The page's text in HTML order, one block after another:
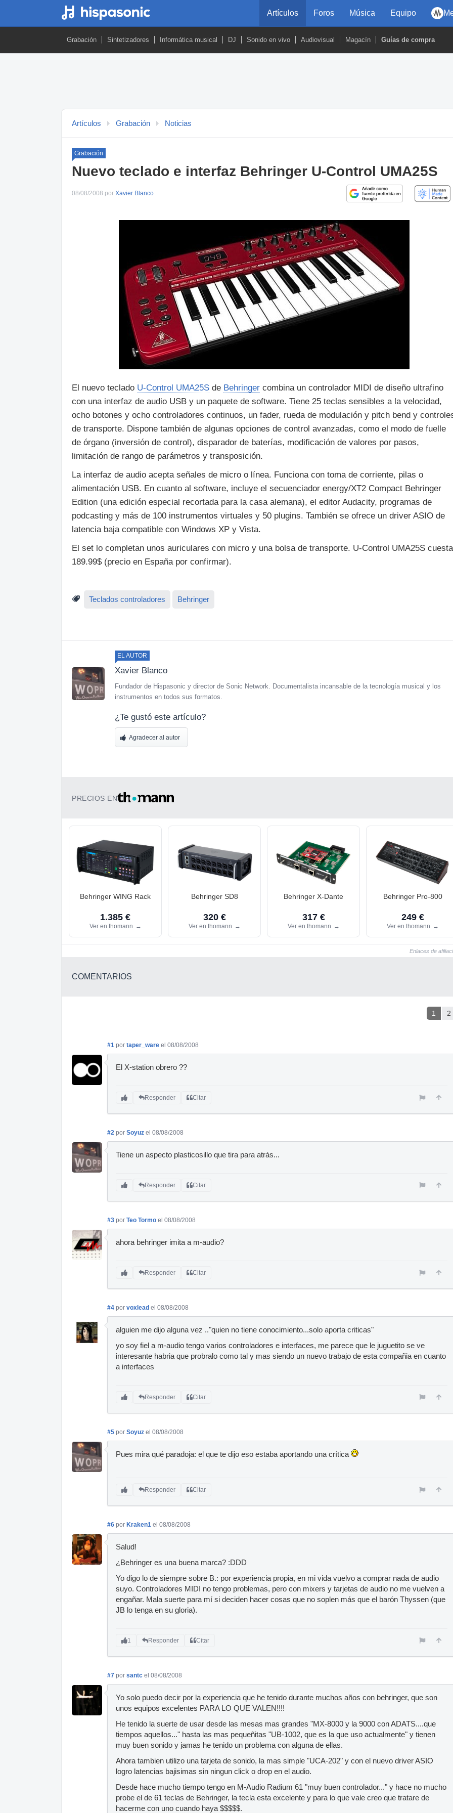
Artículos Foros Música Equipo
Grabación Sintetizadores Informática musical DJ Sonido en vivo Audiovisual Magacín Guías de compra
Artículos Grabación Noticias
Grabación
Nuevo teclado e interfaz Behringer U-Control UMA25S
08/08/2008 por Xavier Blanco
El nuevo teclado U-Control UMA25S de Behringer combina un controlador MIDI de diseño ultrafino
con una interfaz de audio USB y un paquete de software. Tiene 25 teclas sensibles a la velocidad,
ocho botones y ocho controladores continuos, un fader, rueda de modulación y pitch bend y
de transporte. Dispone también de algunas opciones de control avanzadas, como el modo de fuelle
de órgano (inversión de control), disparador de baterías, modificación de valores por pasos,
limitación de rango de parámetros y transposición.
La interfaz de audio acepta señales de micro o línea. Funciona con toma de corriente, pilas o
alimentación USB. En cuanto al software, incluye el secuenciador energy/XT2 Compact Behringer
Edition (una edición especial recortada para la casa alemana), el editor Audacity, programas de
podcasting y más de 100 instrumentos virtuales y 50 plugins. También se ofrece un driver ASIO de
latencia baja compatible con Windows XP y Vista.
El set lo completan unos auriculares con micro y una bolsa de transporte. U-Control UMA25S cuesta
189.99$ (precio en España por confirmar).
Teclados controladores Behringer
EL AUTOR
Xavier Blanco
Fundador de Hispasonic y director de Sonic Network. Documentalista incansable de la tecnología musical y los
instrumentos en todos sus formatos.
¿Te gustó este artículo?
Agradecer al autor
PRECIOS EN
Behringer WING Rack
1.385 €
Ver en thomann →
Behringer SD8
320 €
Ver en thomann →
Behringer X-Dante
317 €
Ver en thomann →
Behringer Pro-800
249 €
Ver en thomann →
Enlaces de
COMENTARIOS
1 2
#1 por taper_ware el 08/08/2008
El X-station obrero ??
Responder Citar
#2 por Soyuz el 08/08/2008
Tiene un aspecto plasticosillo que tira para atrás...
Responder Citar
#3 por Teo Tormo el 08/08/2008
ahora behringer imita a m-audio?
Responder Citar
#4 por voxlead el 08/08/2008
alguien me dijo alguna vez .."quien no tiene conocimiento...solo aporta criticas"
yo soy fiel a m-audio tengo varios controladores e interfaces, me parece que le juguetito se ve
interesante habria que probralo como tal y mas siendo un nuevo trabajo de esta compañia en cuanto
a interfaces
Responder Citar
#5 por Soyuz el 08/08/2008
Pues mira qué paradoja: el que te dijo eso estaba aportando una crítica
Responder Citar
#6 por Kraken1 el 08/08/2008
Salud!
¿Behringer es una buena marca? :DDD
Yo digo lo de siempre sobre B.: por experiencia propia, en mi vida vuelvo a comprar nada de audio
suyo. Controladores MIDI no tengo problemas, pero con mixers y tarjetas de audio no me vuelven a
engañar. Mala suerte para mí si deciden hacer cosas que no soplen más que el barón Thyssen (que
JB lo tenga en su gloria).
1 Responder Citar
#7 por santc el 08/08/2008
Yo solo puedo decir por la experiencia que he tenido durante muchos años con behringer, que son
unos equipos excelentes PARA LO QUE VALEN!!!!
He tenido la suerte de usar desde las mesas mas grandes "MX-8000 y la 9000 con ADATS....que
tiempos aquellos..." hasta las mas pequeñitas "UB-1002, que es la que uso actualmente" y tienen
muy buen sonido y jamas he tenido un problema con alguna de ellas.
Ahora tambien utilizo una tarjeta de sonido, la mas simple "UCA-202" y con el nuevo driver ASIO
logro latencias bajisimas sin ningun click o drop en el audio.
Desde hace mucho tiempo tengo en M-Audio Radium 61 "muy buen controlador..." y hace no mucho
probe el de 61 teclas de Behringer, la tecla esta excelente y para lo que vale creo que tratare de
hacerme con uno cuando haya $$$$$.